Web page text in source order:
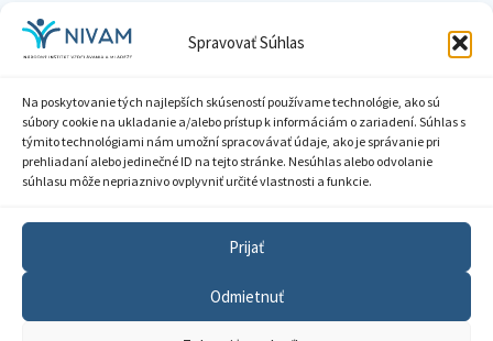
Spravovať Súhlas
Na poskytovanie tých najlepších skúseností používame technológie, ako sú
súbory cookie na ukladanie a/alebo prístup k informáciám o zariadení. Súhlas s
týmito technológiami nám umožní spracovávať údaje, ako je správanie pri
prehliadaní alebo jedinečné ID na tejto stránke. Nesúhlas alebo odvolanie
súhlasu môže nepriaznivo ovplyvniť určité vlastnosti a funkcie.
Prijať
Odmietnuť
IČO: 00164348
DIČ: 2020798714
Zásady ochrany súkromia
Sprístupnenie informácií